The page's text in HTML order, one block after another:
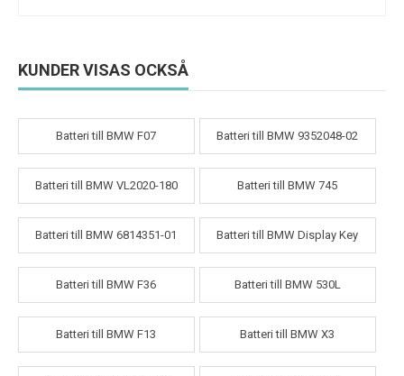
KUNDER VISAS OCKSÅ
Batteri till BMW F07 Batteri till BMW 9352048-02
Batteri till BMW VL2020-180 Batteri till BMW 745
Batteri till BMW 6814351-01 Batteri till BMW Display Key
Batteri till BMW F36 Batteri till BMW 530L
Batteri till BMW F13 Batteri till BMW X3